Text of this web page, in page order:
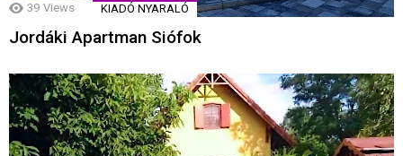
39 Views KIADÓ NYARALÓ
Jordáki Apartman Siófok